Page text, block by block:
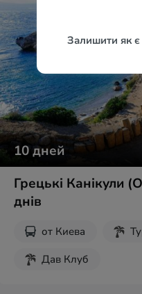
10дней
Грецькі Канікули
днів
от Киева
Дав Клуб
Залишити як є